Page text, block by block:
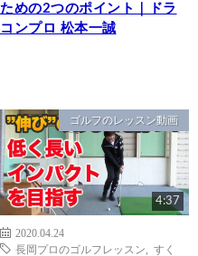
ための2つのポイント｜ドラ
コンプロ 松本一誠
ゴルフのレッスン動画
4:37
2020.04.24
長岡プロのゴルフレッスン
すく